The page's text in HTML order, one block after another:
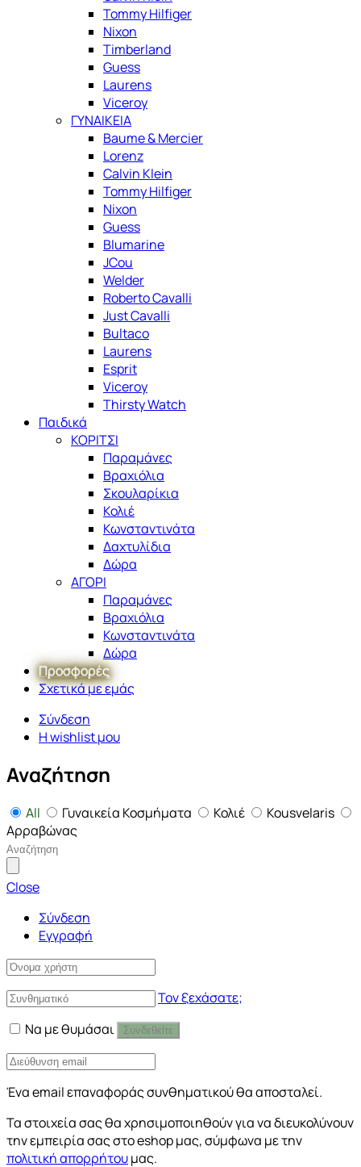
Tommy Hilfiger
Nixon
Timberland
Guess
Laurens
Viceroy
ΓΥΝΑΙΚΕΙΑ
Baume & Mercier
Lorenz
Calvin Klein
Tommy Hilfiger
Nixon
Guess
Blumarine
JCou
Welder
Roberto Cavalli
Just Cavalli
Bultaco
Laurens
Esprit
Viceroy
Thirsty Watch
Παιδικά
ΚΟΡΙΤΣΙ
Παραμάνες
Βραχιόλια
Σκουλαρίκια
Κολιέ
Κωνσταντινάτα
Δαχτυλίδια
Δώρα
ΑΓΟΡΙ
Παραμάνες
Βραχιόλια
Κωνσταντινάτα
Δώρα
Προσφορές
Σχετικά με εμάς
Σύνδεση
Η wishlist μου
Αναζήτηση
All Γυναικεία Κοσμήματα Κολιέ
Kousvelaris
Αρραβώνας
Close
Σύνδεση
Εγγραφή
Τον ξεχάσατε;
Να με θυμάσαι
Συνδεθείτε
Ένα email επαναφοράς συνθηματικού θα αποσταλεί.
Τα στοιχεία σας θα χρησιμοποιηθούν για να διευκολύνουν
την εμπειρία σας στο eshop μας, σύμφωνα με την
πολιτική απορρήτουμας.